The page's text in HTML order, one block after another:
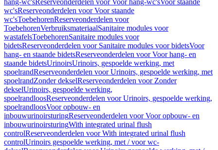
hang-wc'sReserveonderdelen voor Voor hang-wc'sVoor staande
wc'sReserveonderdelen voor Voor staande
wc'sToebehorenReserveonderdelen voor
ToebehorenVerbruiksmateriaalSanitaire modules voor
wastafelsToebehorenSanitaire modules voor
bidetsReserveonderdelen voor Sanitaire modules voor bidetsVoor
hang- en staande bidetsReserveonderdelen voor Voor hang- en
staande bidetsUrinoirsUrinoirs, gespoelde werking, met
spoelrandReserveonderdelen voor Urinoirs, gespoelde werking, met
spoelrandZonder dekselReserveonderdelen voor Zonder
dekselUrinoirs, gespoelde werking,
spoelrandloosReserveonderdelen voor Urinoirs, gespoelde werking,
spoelrandloosVoor opbouw- en
inbouwurinoirsturingReserveonderdelen voor Voor opbouw- en
inbouwurinoirsturingWith integrated urinal flush
controlReserveonderdelen voor With integrated urinal flush
controlUrinoirs gespoelde werking, met / voor wc-